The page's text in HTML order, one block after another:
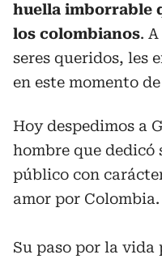
huella imborrable
los colombianos.
seres queridos, les
en este momento
Hoy despedimos a
hombre que dedicó
público con
amor por Colombia.
Su paso por la